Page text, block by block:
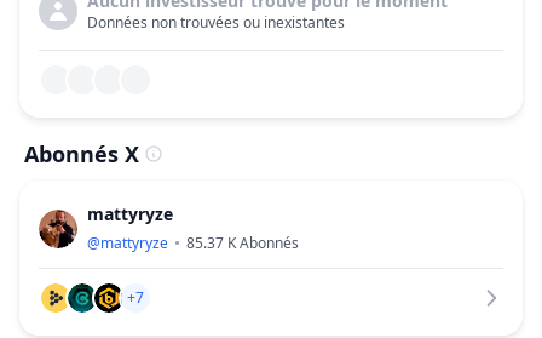
Données non trouvées ou inexistantes
Abonnés X
mattyryze
@mattyryze 85.37 KAbonnés
+7